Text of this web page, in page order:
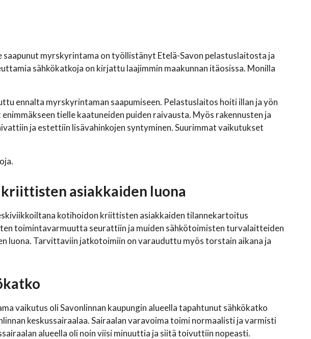
saapunut myrskyrintama on työllistänyt Etelä-Savon pelastuslaitosta ja
sähkökatkoja on kirjattu laajimmin maakunnan itäosissa. Monilla
ennalta myrskyrintaman saapumiseen. Pelastuslaitos hoiti illan ja yön
tielle kaatuneiden puiden raivausta. Myös rakennusten ja
ja estettiin lisävahinkojen syntyminen. Suurimmat vaikutukset
asiakkaiden luona
kotihoidon kriittisten asiakkaiden tilannekartoitus
toimintavarmuutta seurattiin ja muiden sähkötoimisten turvalaitteiden
luona. Tarvittaviin jatkotoimiin on varauduttu myös torstain aikana ja
vaikutus oli Savonlinnan kaupungin alueella tapahtunut sähkökatko
keskussairaalaa. Sairaalan varavoima toimi normaalisti ja varmisti
alueella oli noin viisi minuuttia ja siitä toivuttiin nopeasti.